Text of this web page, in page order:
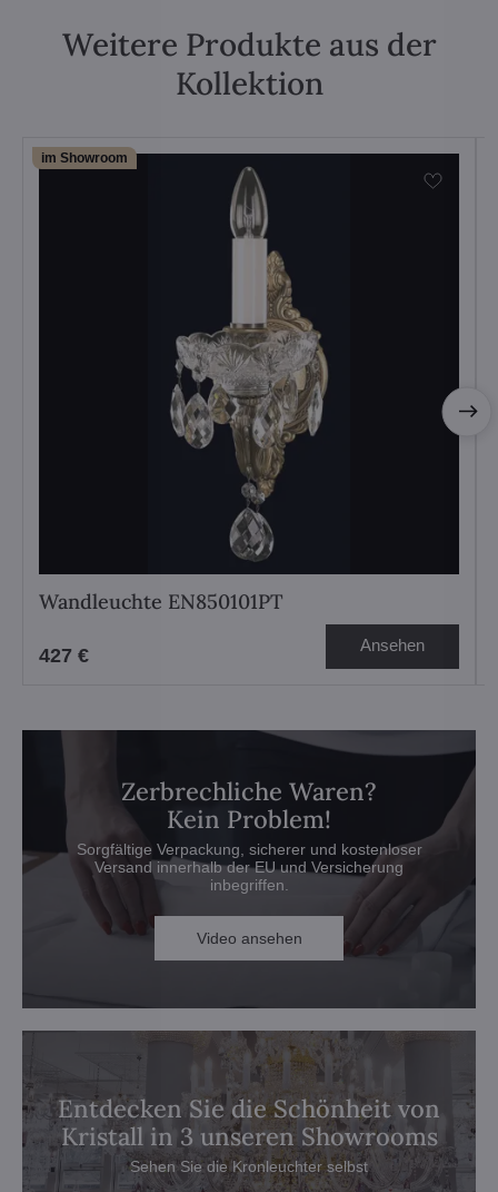
Weitere Produkte aus der
Kollektion
im Showroom
Wandleuchte EN850101PT
427 € Ansehen
Zerbrechliche Waren?
Kein Problem!
Sorgfältige Verpackung, sicherer und kostenloser
Versand innerhalb der EU und Versicherung
inbegriffen.
Video ansehen
Entdecken Sie die Schönheit von
Kristall in 3 unseren Showrooms
Sehen Sie die Kronleuchter selbst